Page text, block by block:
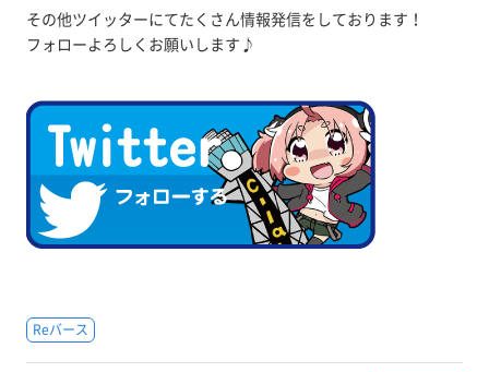
その他ツイッターにてたくさん情報発信をしております！
フォローよろしくお願いします♪
Reバース